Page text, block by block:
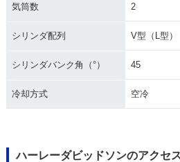
気筒数 2
シリンダ配列 V型（L型）
シリンダバンク角（°） 45
冷却方式 空冷
ハーレーダビッドソンのアクセ